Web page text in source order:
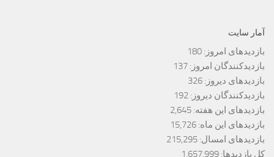
آمار سایت
بازدیدهای امروز: 180
بازدیدکنندگان امروز: 137
بازدیدهای دیروز: 326
بازدیدکنندگان دیروز: 192
بازدیدهای این هفته: 2,645
بازدیدهای این ماه: 15,726
بازدیدهای امسال: 215,295
کل بازدیدها: 1,657,999